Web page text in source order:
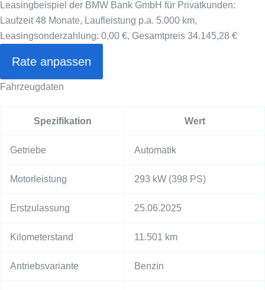
Leasingbeispiel der BMW Bank GmbH für Privatkunden:
Laufzeit 48 Monate, Laufleistung p.a. 5.000 km,
Leasingsonderzahlung: 0,00 €, Gesamtpreis 34.145,28 €
Rate anpassen
Fahrzeugdaten
Spezifikation Wert
Getriebe Automatik
Motorleistung 293 kW (398 PS)
Erstzulassung 25.06.2025
Kilometerstand 11.501 km
Antriebsvariante Benzin